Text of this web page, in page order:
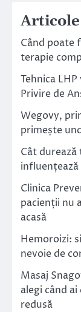
Când poate
terapie
Tehnica
Privire de
Wegovy,
primește
Cât
Clinica
pacienții nu
acasă
Hemoroizi:
nevoie de
Masaj
alegi când
redusă